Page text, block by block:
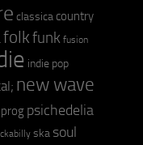
classica country
folkfunk fusion
indie pop
new wave
prog psichedelia
ska soul